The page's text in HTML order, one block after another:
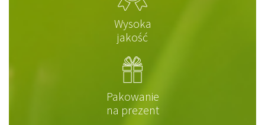
Wysoka
jakość
Pakowanie
na prezent